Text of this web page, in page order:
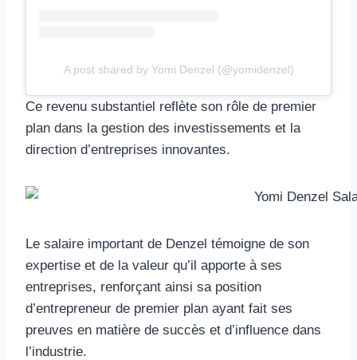
A post shared by Yomi Denzel (@yomidenzel)
Ce revenu substantiel reflète son rôle de premier
plan dans la gestion des investissements et la
direction d’entreprises innovantes.
Le salaire important de Denzel témoigne de son
expertise et de la valeur qu’il apporte à ses
entreprises, renforçant ainsi sa position
d’entrepreneur de premier plan ayant fait ses
preuves en matière de succès et d’influence dans
l’industrie.